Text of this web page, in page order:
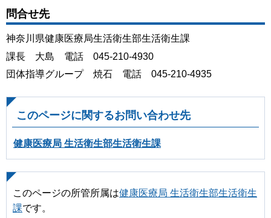
問合せ先
神奈川県健康医療局生活衛生部生活衛生課
課長 大島 電話 045-210-4930
団体指導グループ 焼石 電話 045-210-4935
このページに関するお問い合わせ先
健康医療局 生活衛生部生活衛生課
このページの所管所属は健康医療局 生活衛生部生活衛生
課です。